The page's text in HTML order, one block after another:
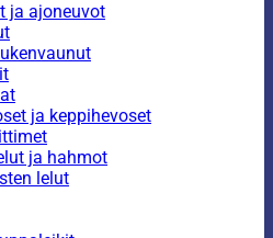
ja ajoneuvot
ja keppihevoset
ja hahmot
lelut